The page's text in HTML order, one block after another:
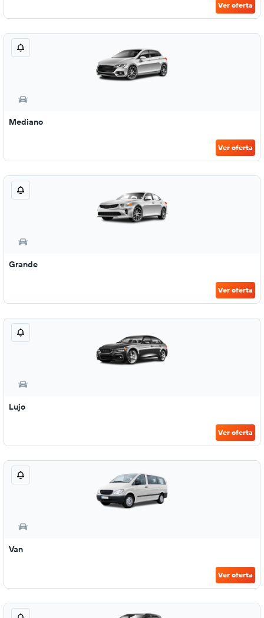
Ver oferta
Mediano
Ver oferta
Grande
Ver oferta
Lujo
Ver oferta
Van
Ver oferta